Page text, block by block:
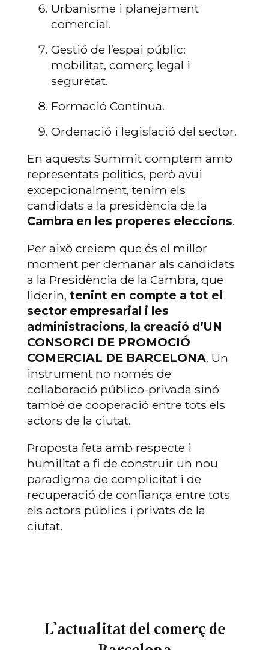
Urbanisme i planejament
comercial.
Gestió de l’espai públic:
mobilitat, comerç legal i
seguretat.
Formació Contínua.
Ordenació i legislació del sector.
En aquests Summit comptem amb
representats polítics, però avui
excepcionalment, tenim els
candidats a la presidència de la
Cambra en les properes eleccions.
Per això creiem que és el millor
moment per demanar als candidats
a la Presidència de la Cambra, que
liderin, tenint en compte a tot el
sector empresarial i les
administracions, la creació d’UN
CONSORCI DE PROMOCIÓ
COMERCIAL DE BARCELONA. Un
instrument no només de
col·laboració público-privada sinó
també de cooperació entre tots els
actors de la ciutat.
Proposta feta amb respecte i
humilitat a fi de construir un nou
paradigma de complicitat i de
recuperació de confiança entre tots
els actors públics i privats de la
ciutat.
L’actualitat del comerç de